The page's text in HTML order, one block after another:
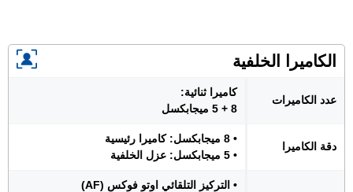
الكاميرا الخلفية
عدد الكاميرات
كاميرا ثنائية:
8 + 5 ميجابكسل
دقة الكاميرا
• 8 ميجابكسل: كاميرا رئيسية
• 5 ميجابكسل: عزل الخلفية
• التركيز التلقائي اوتو فوكس (AF)